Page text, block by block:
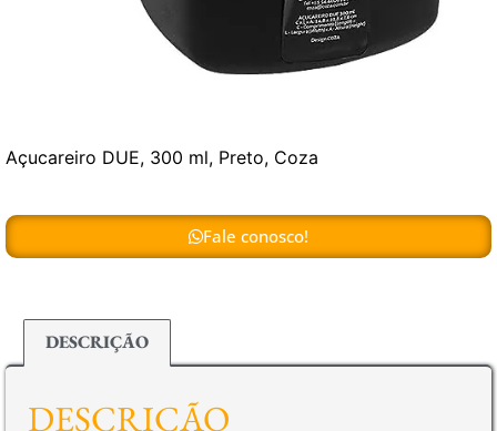
Açucareiro DUE, 300 ml, Preto, Coza
Fale conosco!
DESCRIÇÃO
DESCRIÇÃO